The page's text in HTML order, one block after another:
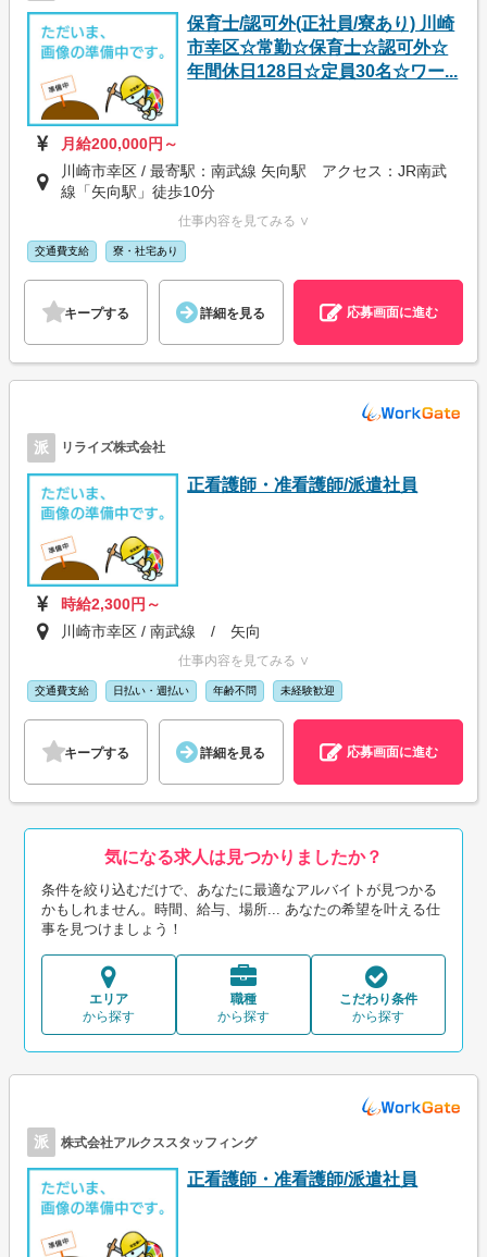
保育士/認可外(正社員/寮あり) 川崎
市幸区☆常勤☆保育士☆認可外☆
年間休日128日☆定員30名☆ワー...
月給200,000円～
川崎市幸区 / 最寄駅：南武線 矢向駅 アクセス：JR南武
線「矢向駅」徒歩10分
仕事内容を見てみる ∨
交通費支給 寮・社宅あり
キープする 詳細を見る 応募画面に進む
派 リライズ株式会社
正看護師・准看護師/派遣社員
時給2,300円～
川崎市幸区 / 南武線 / 矢向
仕事内容を見てみる ∨
交通費支給 日払い・週払い 年齢不問 未経験歓迎
キープする 詳細を見る 応募画面に進む
気になる求人は見つかりましたか？
条件を絞り込むだけで、あなたに最適なアルバイトが見つかる
かもしれません。時間、給与、場所... あなたの希望を叶える仕
事を見つけましょう！
エリア
から探す
職種
から探す
こだわり条件
から探す
派 株式会社アルクススタッフィング
正看護師・准看護師/派遣社員